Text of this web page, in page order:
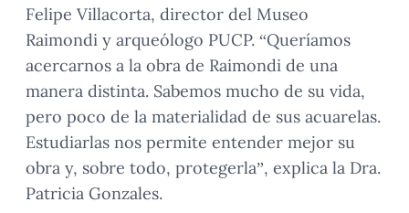
Felipe Villacorta, director del Museo
Raimondi y arqueólogo PUCP. “Queríamos
acercarnos a la obra de Raimondi de una
manera distinta. Sabemos mucho de su vida,
pero poco de la materialidad de sus acuarelas.
Estudiarlas nos permite entender mejor su
obra y, sobre todo, protegerla”, explica la Dra.
Patricia Gonzales.